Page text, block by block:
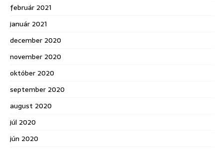
február 2021
január 2021
december 2020
november 2020
október 2020
september 2020
august 2020
júl 2020
jún 2020